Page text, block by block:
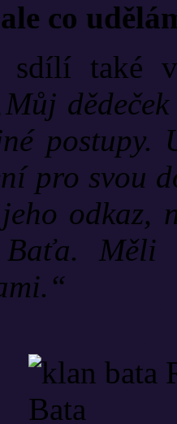
co
sdílí také
pro svou
odkaz,
Měli